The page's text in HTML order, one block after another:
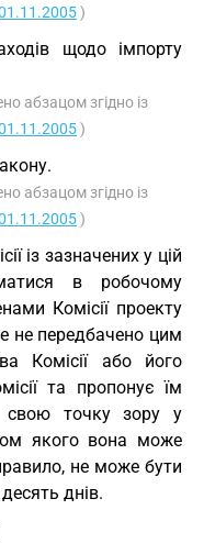
)
щодо імпорту
абзацом згідно із
)
абзацом згідно із
)
із зазначених у цій
в робочому
Комісії проекту
не передбачено цим
Комісії або його
та пропонує їм
свою точку зору у
якого вона може
не може бути
днів.